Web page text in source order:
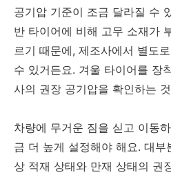
공기압 기준이 조금 달라질 수
반 타이어에 비해 고무 소재가
르기 때문에, 제조사에서 별도
수 있거든요. 겨울 타이어를 장
사의 권장 공기압을 확인하는
차량에 무거운 짐을 싣고 이동
금 더 높게 설정해야 해요. 대부
상 적재 상태와 만재 상태의 권